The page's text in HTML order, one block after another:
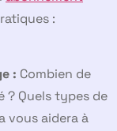
:
: Combien de
? Quels types de
vous aidera à